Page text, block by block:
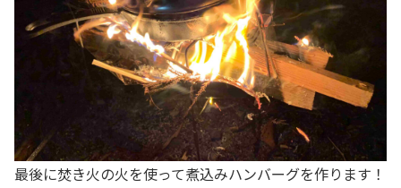
最後に焚き火の火を使って煮込みハンバーグを作ります！